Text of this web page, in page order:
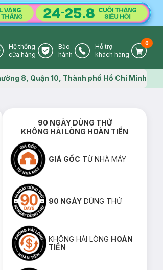
Store Icon
Hệ thống
cửa hàng
Warranty Icon
Bảo
hành
Phone Icon
Hỗ trợ
khách hàng
Cart
0
Map icon
8, Quận 10, Thành phố Hồ Chí Minh
90 NGÀY DÙNG THỬ
KHÔNG HÀI LÒNG HOÀN TIỀN
GIÁ GỐC TỪ NHÀ MÁY
90 NGÀY DÙNG THỬ
KHÔNG HÀI LÒNG HOÀN
TIỀN